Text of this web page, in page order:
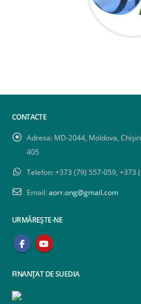
CONTACTE
Adresa: MD-2044, Moldova,
405
Telefon:+373 (79) 557-059, +373
Email:aorr.ong@gmail.com
URMĂREȘTE-NE
FINANȚAT DE SUEDIA